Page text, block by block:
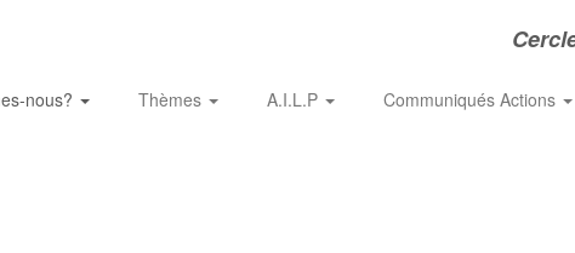
nous? Thèmes A.I.L.P Communiqués Actions